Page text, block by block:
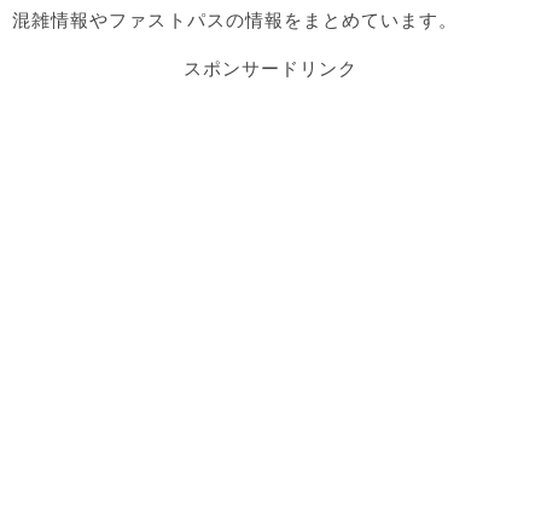
混雑情報やファストパスの情報をまとめています。
スポンサードリンク